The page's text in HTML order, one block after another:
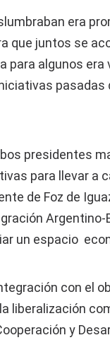
era
que juntos se
para algunos
pasadas
presidentes
para llevar a
de Foz de
Argentino-
un espacio
con el
liberalización
y